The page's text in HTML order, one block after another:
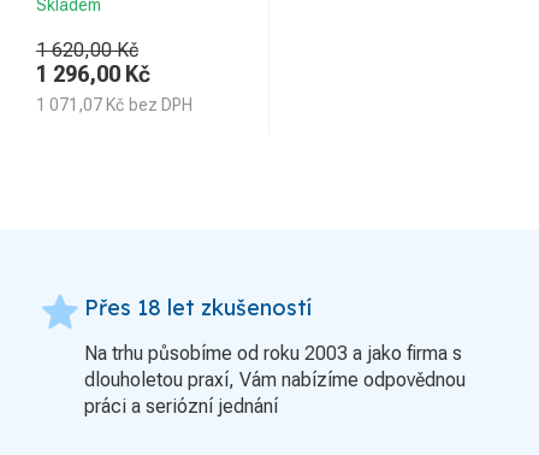
Skladem
1 620,00 Kč
1 296,00 Kč
1 071,07 Kč bez DPH
grade Přes 18 let zkušeností
Na trhu působíme od roku 2003 a jako firma s
dlouholetou praxí, Vám nabízíme odpovědnou
práci a seriózní jednání